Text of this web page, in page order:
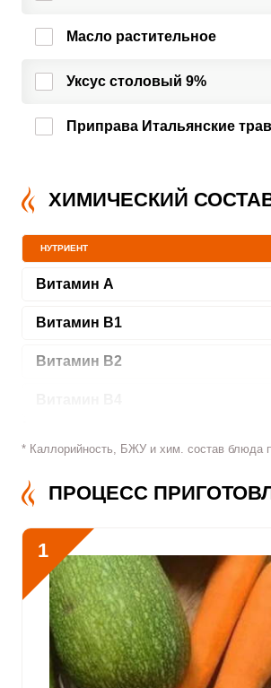
Масло растительное
Уксус столовый 9%
Приправа Итальянские
ХИМИЧЕСКИЙ
НУТРИЕНТ
Витамин A
Витамин В1
Витамин В2
Витамин В12
Витамин С
Витамин D
Витамин E
* Каллорийность, БЖУ и хим. состав блюда
ПРОЦЕСС
1